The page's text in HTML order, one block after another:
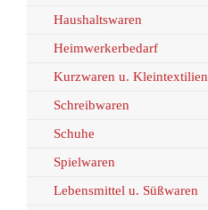
Haushaltswaren
Heimwerkerbedarf
Kurzwaren u. Kleintextilien
Schreibwaren
Schuhe
Spielwaren
Lebensmittel u. Süßwaren